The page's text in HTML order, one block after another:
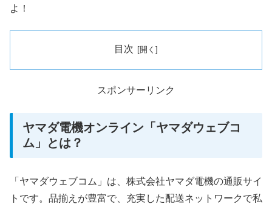
よ！
目次
スポンサーリンク
ヤマダ電機オンライン「ヤマダウェブコ
ム」とは？
「ヤマダウェブコム」は、株式会社ヤマダ電機の通販サイ
トです。品揃えが豊富で、充実した配送ネットワークで私